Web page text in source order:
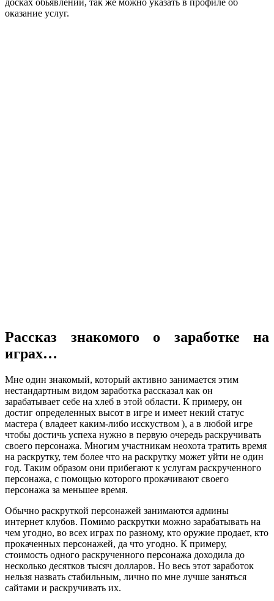
оказание услуг.
Рассказ знакомого о заработке на
играх…
Мне один знакомый, который активно занимается этим
нестандартным видом заработка рассказал как он
зарабатывает себе на хлеб в этой области. К примеру, он
достиг определенных высот в игре и имеет некий статус
мастера ( владеет каким-либо исскуством ), а в любой игре
чтобы достичь успеха нужно в первую очередь раскручивать
своего персонажа. Многим участникам неохота тратить время
на раскрутку, тем более что на раскрутку может уйти не один
год. Таким образом они прибегают к услугам раскрученного
персонажа, с помощью которого прокачивают своего
персонажа за меньшее время.
Обычно раскруткой персонажей занимаются админы
интернет клубов. Помимо раскрутки можно зарабатывать на
чем угодно, во всех играх по разному, кто оружие продает, кто
прокаченных персонажей, да что угодно. К примеру,
стоимость одного раскрученного персонажа доходила до
несколько десятков тысяч долларов. Но весь этот заработок
нельзя назвать стабильным, лично по мне лучше заняться
сайтами и раскручивать их.